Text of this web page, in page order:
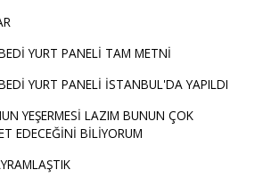
YURT PANELİ TAM METNİ
YURT PANELİ İSTANBUL'DA YAPILDI
YEŞERMESİ LAZIM BUNUN ÇOK
EDECEĞİNİ BİLİYORUM